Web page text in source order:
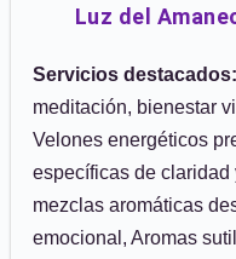
Luz del
Servicios destacados:
meditación, bienestar
Velones energéticos
específicas de claridad
mezclas aromáticas
emocional, Aromas